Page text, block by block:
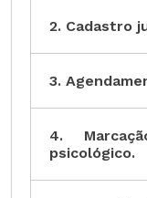
2. Cadastro
3.
4.
psicológico.